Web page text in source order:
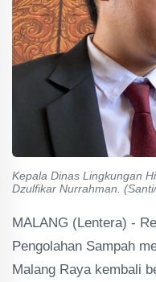
Kepala Dinas Lingkungan
Dzulfikar Nurrahman.
MALANG (Lentera) -
Pengolahan Sampah
Malang Raya kembali